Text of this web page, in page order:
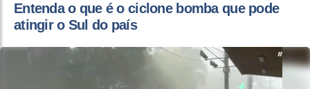
Entenda o que é o ciclone bomba que pode
atingir o Sul do país